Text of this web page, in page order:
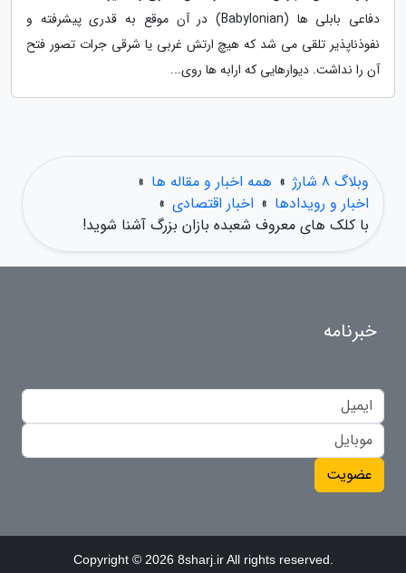
دفاعی بابلی ها (Babylonian) در آن موقع به قدری پیشرفته و
نفوذناپذیر تلقی می شد که هیچ ارتش غربی یا شرقی جرات تصور فتح
آن را نداشت. دیوارهایی که ارابه ها روی...
وبلاگ 8 شارژ » همه اخبار و مقاله ها »
اخبار و رویدادها » اخبار اقتصادی »
با کلک های معروف شعبده بازان بزرگ آشنا شوید!
خبرنامه
عضویت
Copyright © 2026 8sharj.ir All rights reserved.